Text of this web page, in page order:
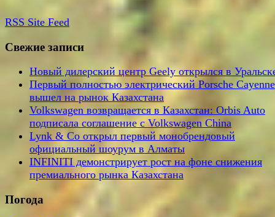
RSS Site Feed
Свежие записи
Новый дилерский центр Geely открылся в
Первый полностью электрический Porsche Cayenne
вышел на рынок Казахстана
Volkswagen возвращается в Казахстан: Orbis Auto
подписала соглашение с Volkswagen China
Lynk & Co открыл первый монобрендовый
официальный шоурум в Алматы
INFINITI демонстрирует рост на фоне снижения
премиального рынка Казахстана
Погода